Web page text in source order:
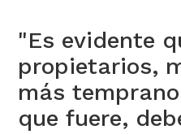
"Es evidente
propietarios,
más
que fuere,